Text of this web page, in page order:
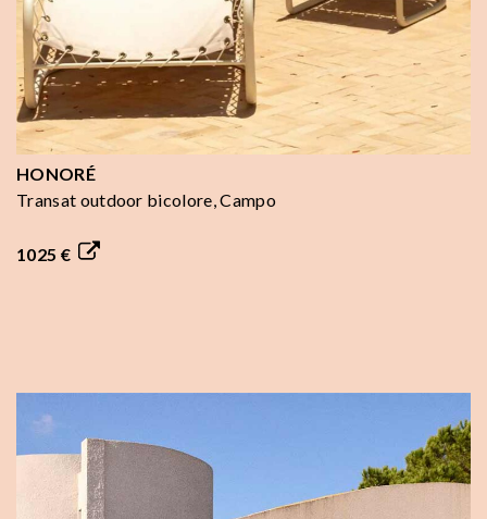
HONORÉ
Transat outdoor bicolore, Campo
1025 €